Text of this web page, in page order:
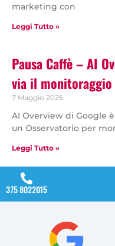
marketing con
Leggi Tutto »
Pausa Caffè – AI
via il monitoraggio
7 Maggio 2025
AI Overview di Google
un Osservatorio per
Leggi Tutto »
375 8022015